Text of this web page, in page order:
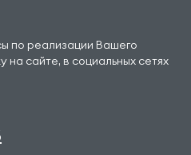
по реализации Вашего
на сайте, в социальных сетях